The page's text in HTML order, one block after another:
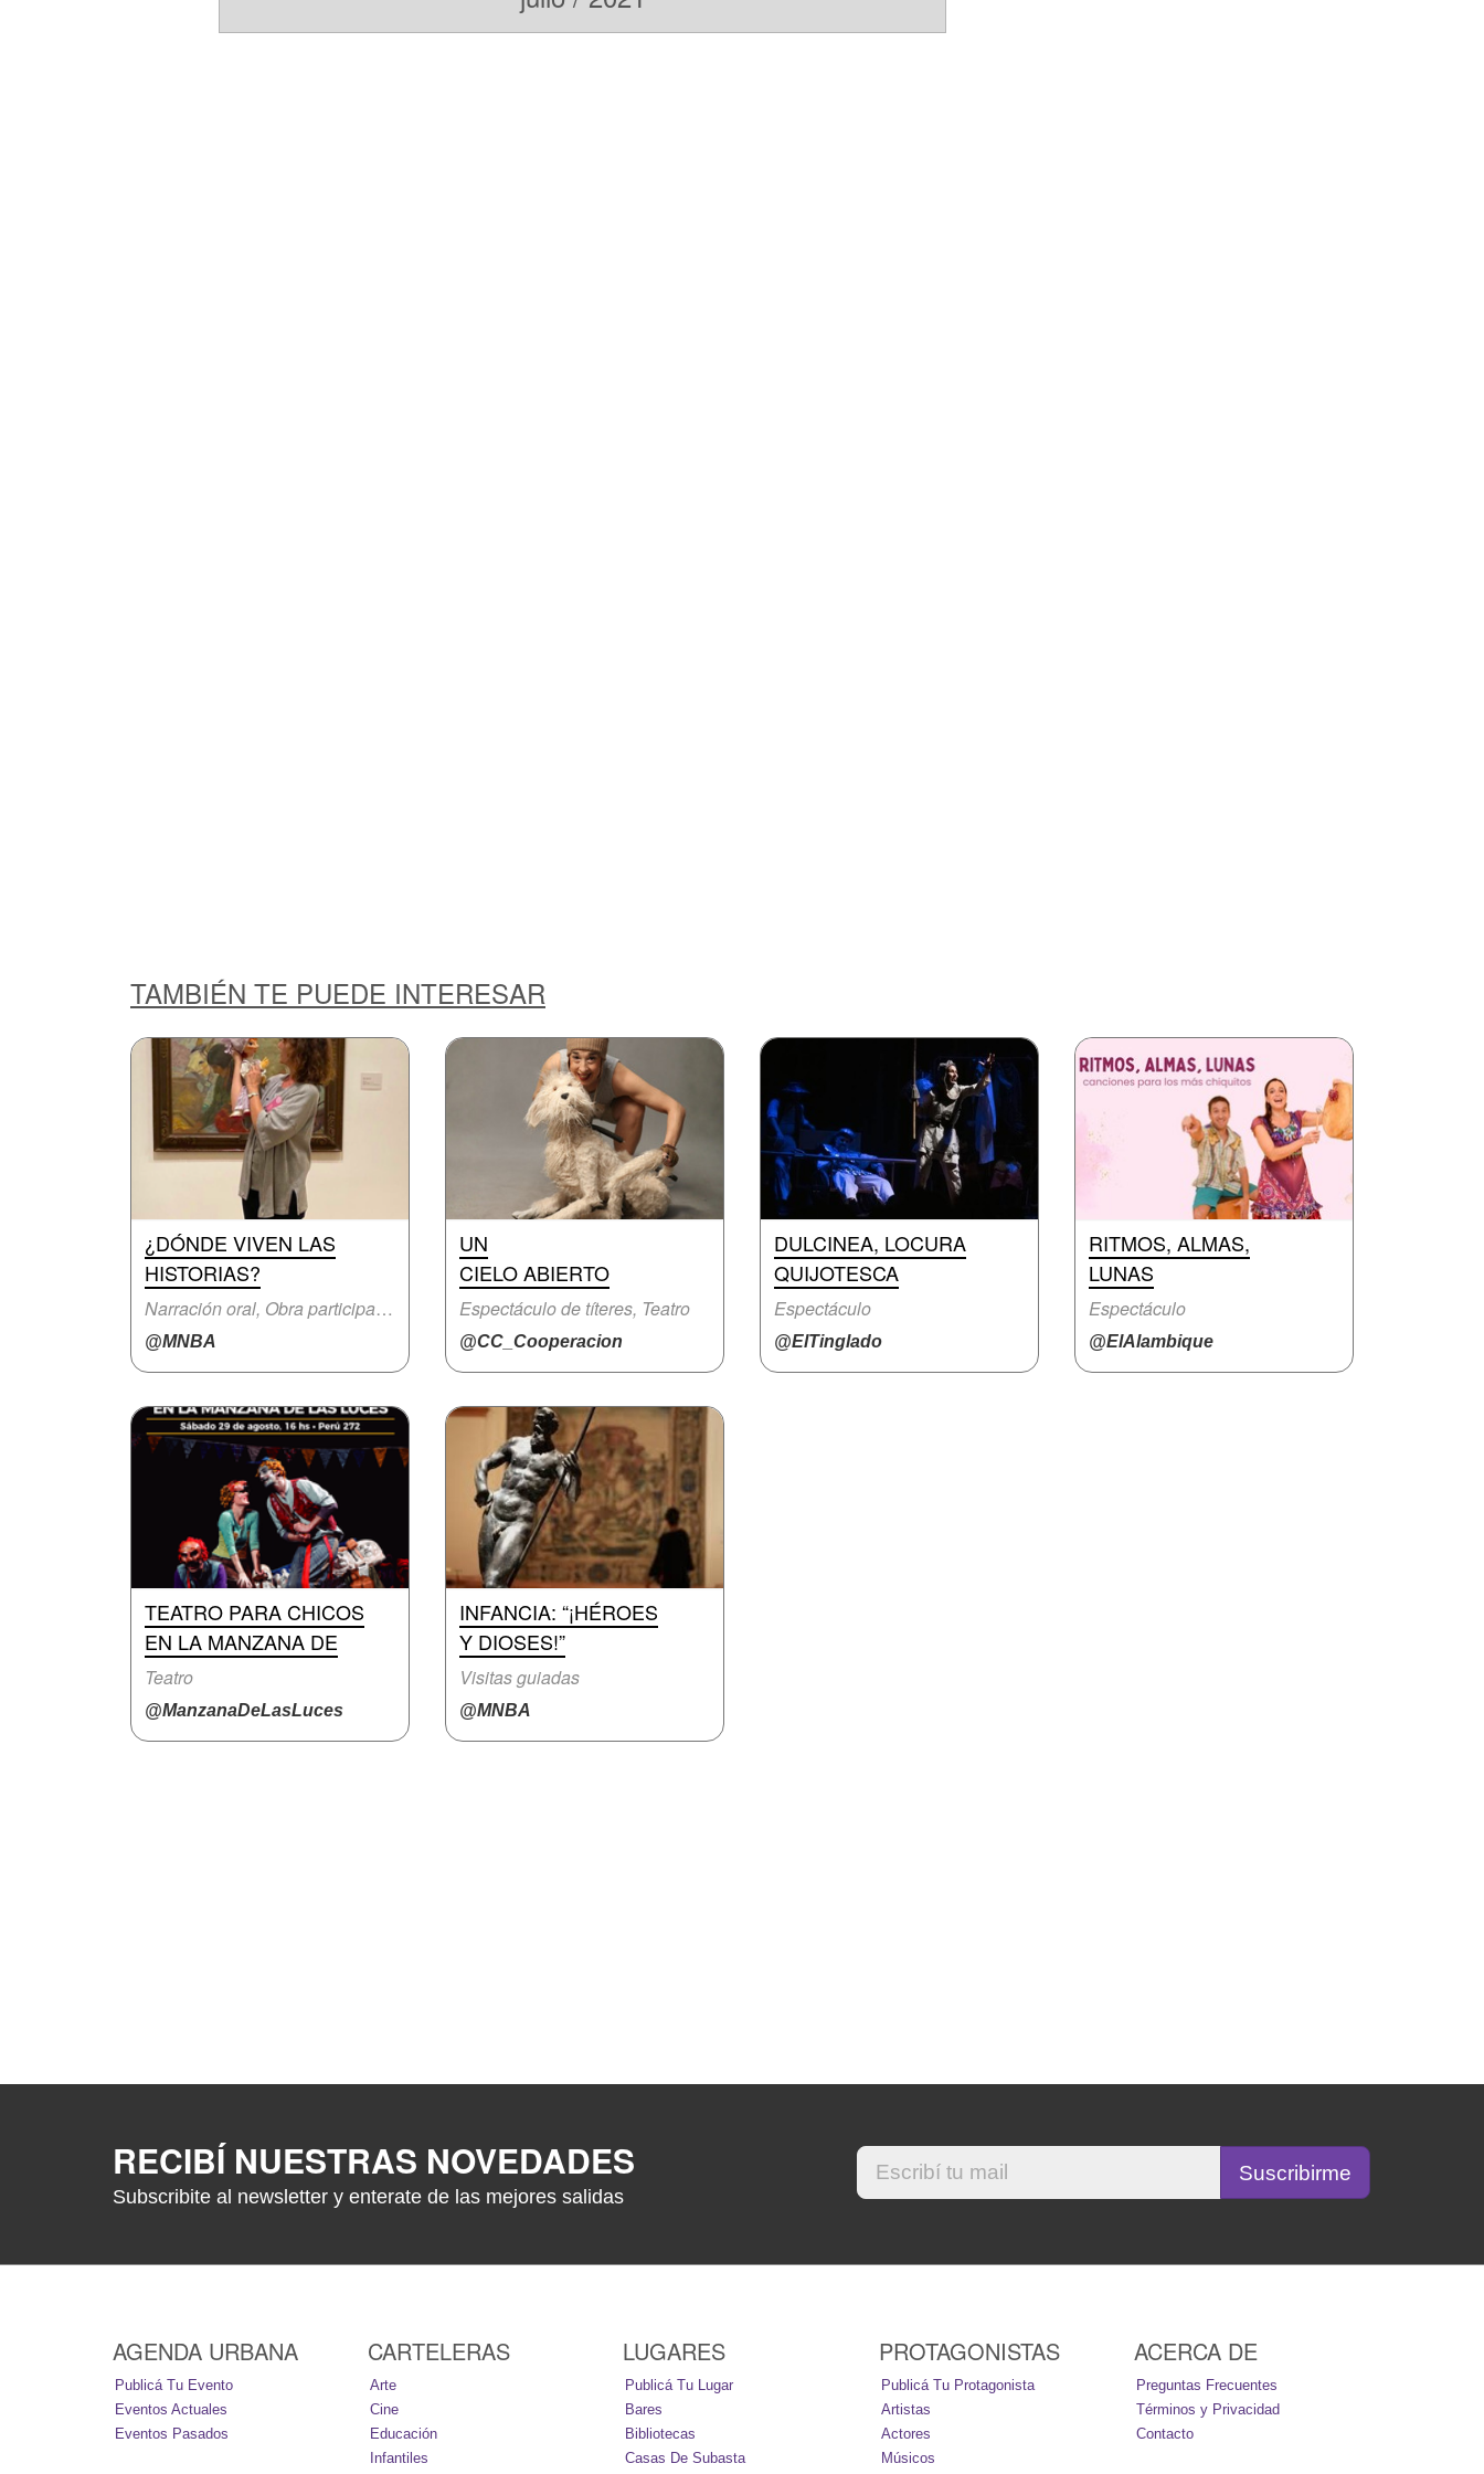
TAMBIÉN TE PUEDE INTERESAR
¿DÓNDE VIVEN LAS
HISTORIAS?
Narración oral, Obra participativa
@MNBA
UN
CIELO ABIERTO
Espectáculo de títeres, Teatro
@CC_Cooperacion
DULCINEA, LOCURA
QUIJOTESCA
Espectáculo
@ElTinglado
RITMOS, ALMAS,
LUNAS
Espectáculo
@ElAlambique
TEATRO PARA CHICOS
EN LA MANZANA DE
Teatro
@ManzanaDeLasLuces
INFANCIA: “¡HÉROES
Y DIOSES!”
Visitas guiadas
@MNBA
RECIBÍ NUESTRAS NOVEDADES
Subscribite al newsletter y enterate de las mejores salidas
AGENDA URBANA
Publicá Tu Evento
Eventos Actuales
Eventos Pasados
CARTELERAS
Arte
Cine
Educación
Infantiles
LUGARES
Publicá Tu Lugar
Bares
Bibliotecas
Casas De Subasta
PROTAGONISTAS
Publicá Tu Protagonista
Artistas
Actores
Músicos
ACERCA DE
Preguntas Frecuentes
Términos y Privacidad
Contacto